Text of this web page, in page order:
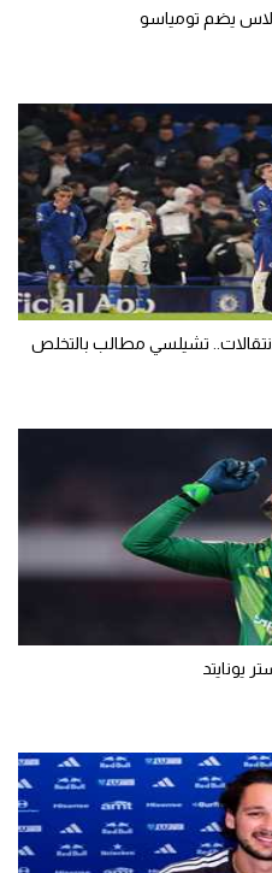
يضم تومياسو
الانتقالات.. تشيلسي مطالب بالتخلص
يونايتد